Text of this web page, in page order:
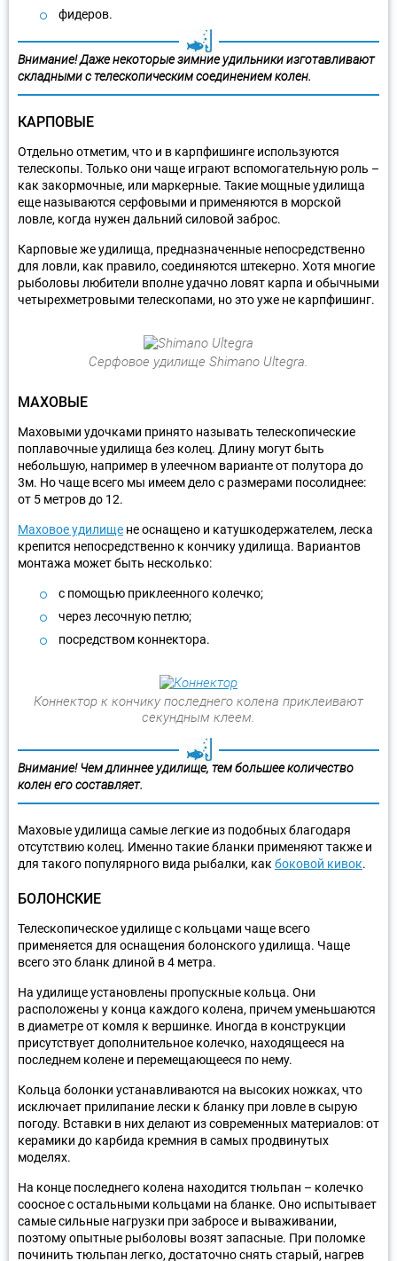
фидеров.
Внимание! Даже некоторые зимние удильники изготавливают
складными с телескопическим соединением колен.
КАРПОВЫЕ
Отдельно отметим, что и в карпфишинге используются
телескопы. Только они чаще играют вспомогательную роль –
как закормочные, или маркерные. Такие мощные удилища
еще называются серфовыми и применяются в морской
ловле, когда нужен дальний силовой заброс.
Карповые же удилища, предназначенные непосредственно
для ловли, как правило, соединяются штекерно. Хотя многие
рыболовы любители вполне удачно ловят карпа и обычными
четырехметровыми телескопами, но это уже не карпфишинг.
Серфовое удилище Shimano Ultegra.
МАХОВЫЕ
Маховыми удочками принято называть телескопические
поплавочные удилища без колец. Длину могут быть
небольшую, например в улеечном варианте от полутора до
3м. Но чаще всего мы имеем дело с размерами посолиднее:
от 5 метров до 12.
Маховое удилище не оснащено и катушкодержателем, леска
крепится непосредственно к кончику удилища. Вариантов
монтажа может быть несколько:
с помощью приклеенного колечко;
через лесочную петлю;
посредством коннектора.
Коннектор к кончику последнего колена приклеивают
секундным клеем.
Внимание! Чем длиннее удилище, тем большее количество
колен его составляет.
Маховые удилища самые легкие из подобных благодаря
отсутствию колец. Именно такие бланки применяют также и
для такого популярного вида рыбалки, какбоковой кивок.
БОЛОНСКИЕ
Телескопическое удилище с кольцами чаще всего
применяется для оснащения болонского удилища. Чаще
всего это бланк длиной в 4 метра.
На удилище установлены пропускные кольца. Они
расположены у конца каждого колена, причем уменьшаются
в диаметре от комля к вершинке. Иногда в конструкции
присутствует дополнительное колечко, находящееся на
последнем колене и перемещающееся по нему.
Кольца болонки устанавливаются на высоких ножках, что
исключает прилипание лески к бланку при ловле в сырую
погоду. Вставки в них делают из современных материалов: от
керамики до карбида кремния в самых продвинутых
моделях.
На конце последнего колена находится тюльпан – колечко
соосное с остальными кольцами на бланке. Оно испытывает
самые сильные нагрузки при забросе и вываживании,
поэтому опытные рыболовы возят запасные. При поломке
починить тюльпан легко, достаточно снять старый, нагрев